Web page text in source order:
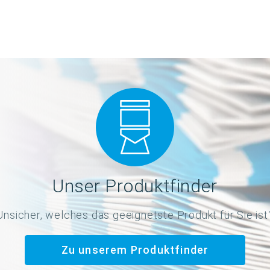
Unser Produktfinder
welches das geeignetste Produkt für Sie
Zu unserem Produktfinder